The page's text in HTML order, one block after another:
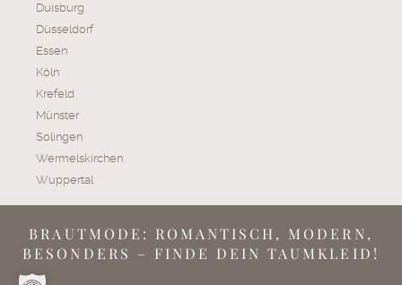
Duisburg
Düsseldorf
Essen
Köln
Krefeld
Münster
Solingen
Wermelskirchen
Wuppertal
BRAUTMODE: ROMANTISCH, MODERN,
BESONDERS – FINDE DEIN TAUMKLEID!